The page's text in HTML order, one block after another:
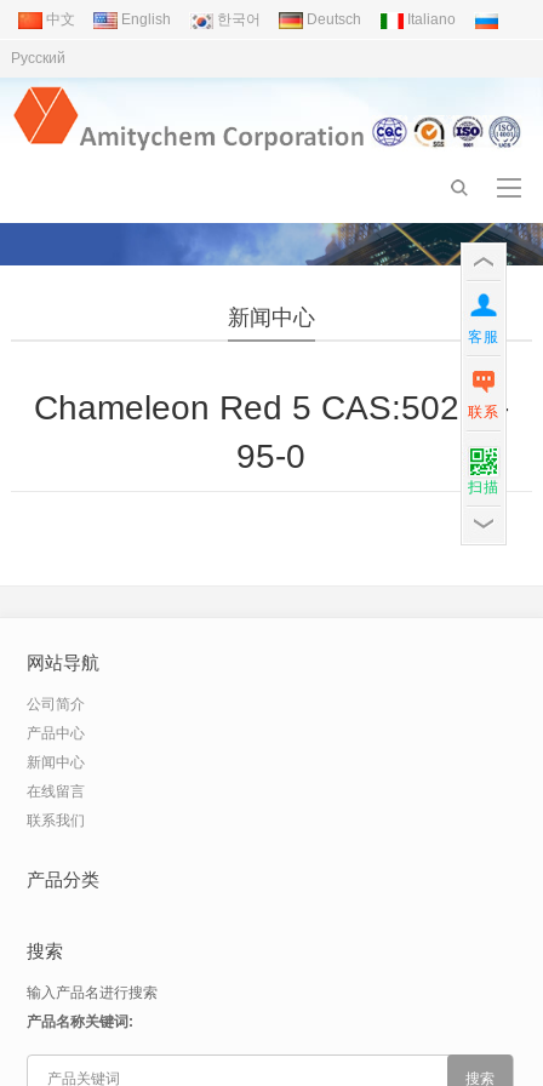
中文 English 한국어 Deutsch Italiano
Pусский
新闻中心
Chameleon Red 5 CAS:50292-
95-0
网站导航
公司简介
产品中心
新闻中心
在线留言
联系我们
产品分类
搜索
输入产品名进行搜索
产品名称关键词:
客服
联系
扫描